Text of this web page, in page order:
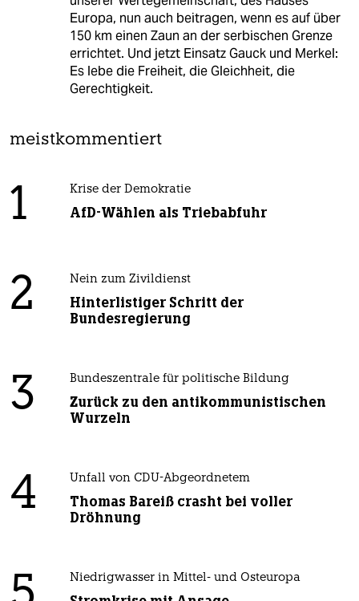
Europa, nun auch beitragen, wenn es auf über
150 km einen Zaun an der serbischen Grenze
errichtet. Und jetzt Einsatz Gauck und Merkel:
Es lebe die Freiheit, die Gleichheit, die
Gerechtigkeit.
meistkommentiert
1 Krise der Demokratie
AfD-Wählen als Triebabfuhr
2 Nein zum Zivildienst
Hinterlistiger Schritt der
Bundesregierung
3 Bundeszentrale für politische Bildung
Zurück zu den antikommunistischen
Wurzeln
4 Unfall von CDU-Abgeordnetem
Thomas Bareiß crasht bei voller
Dröhnung
Niedrigwasser in Mittel- und Osteuropa